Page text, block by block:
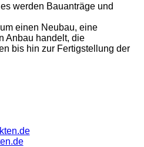
werden Bauanträge und
einen Neubau, eine
Anbau handelt, die
bis hin zur Fertigstellung der